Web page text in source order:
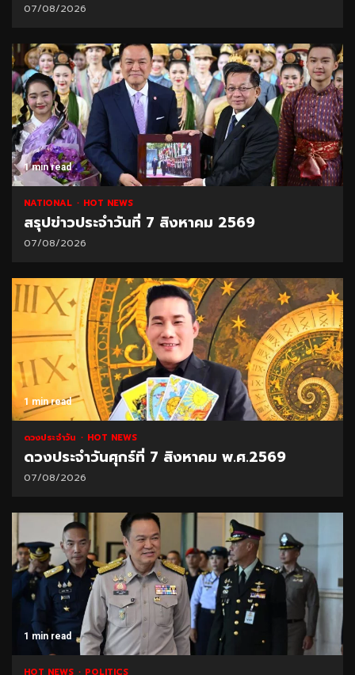
07/08/2026
1 min read
NATIONAL HOT NEWS
สรุปข่าวประจำวันที่ 7 สิงหาคม 2569
07/08/2026
1 min read
ดวงประจำวัน HOT NEWS
ดวงประจำวันศุกร์ที่ 7 สิงหาคม พ.ศ.2569
07/08/2026
1 min read
HOT NEWS POLITICS